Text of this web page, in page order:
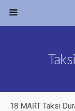
18 MART Taksi